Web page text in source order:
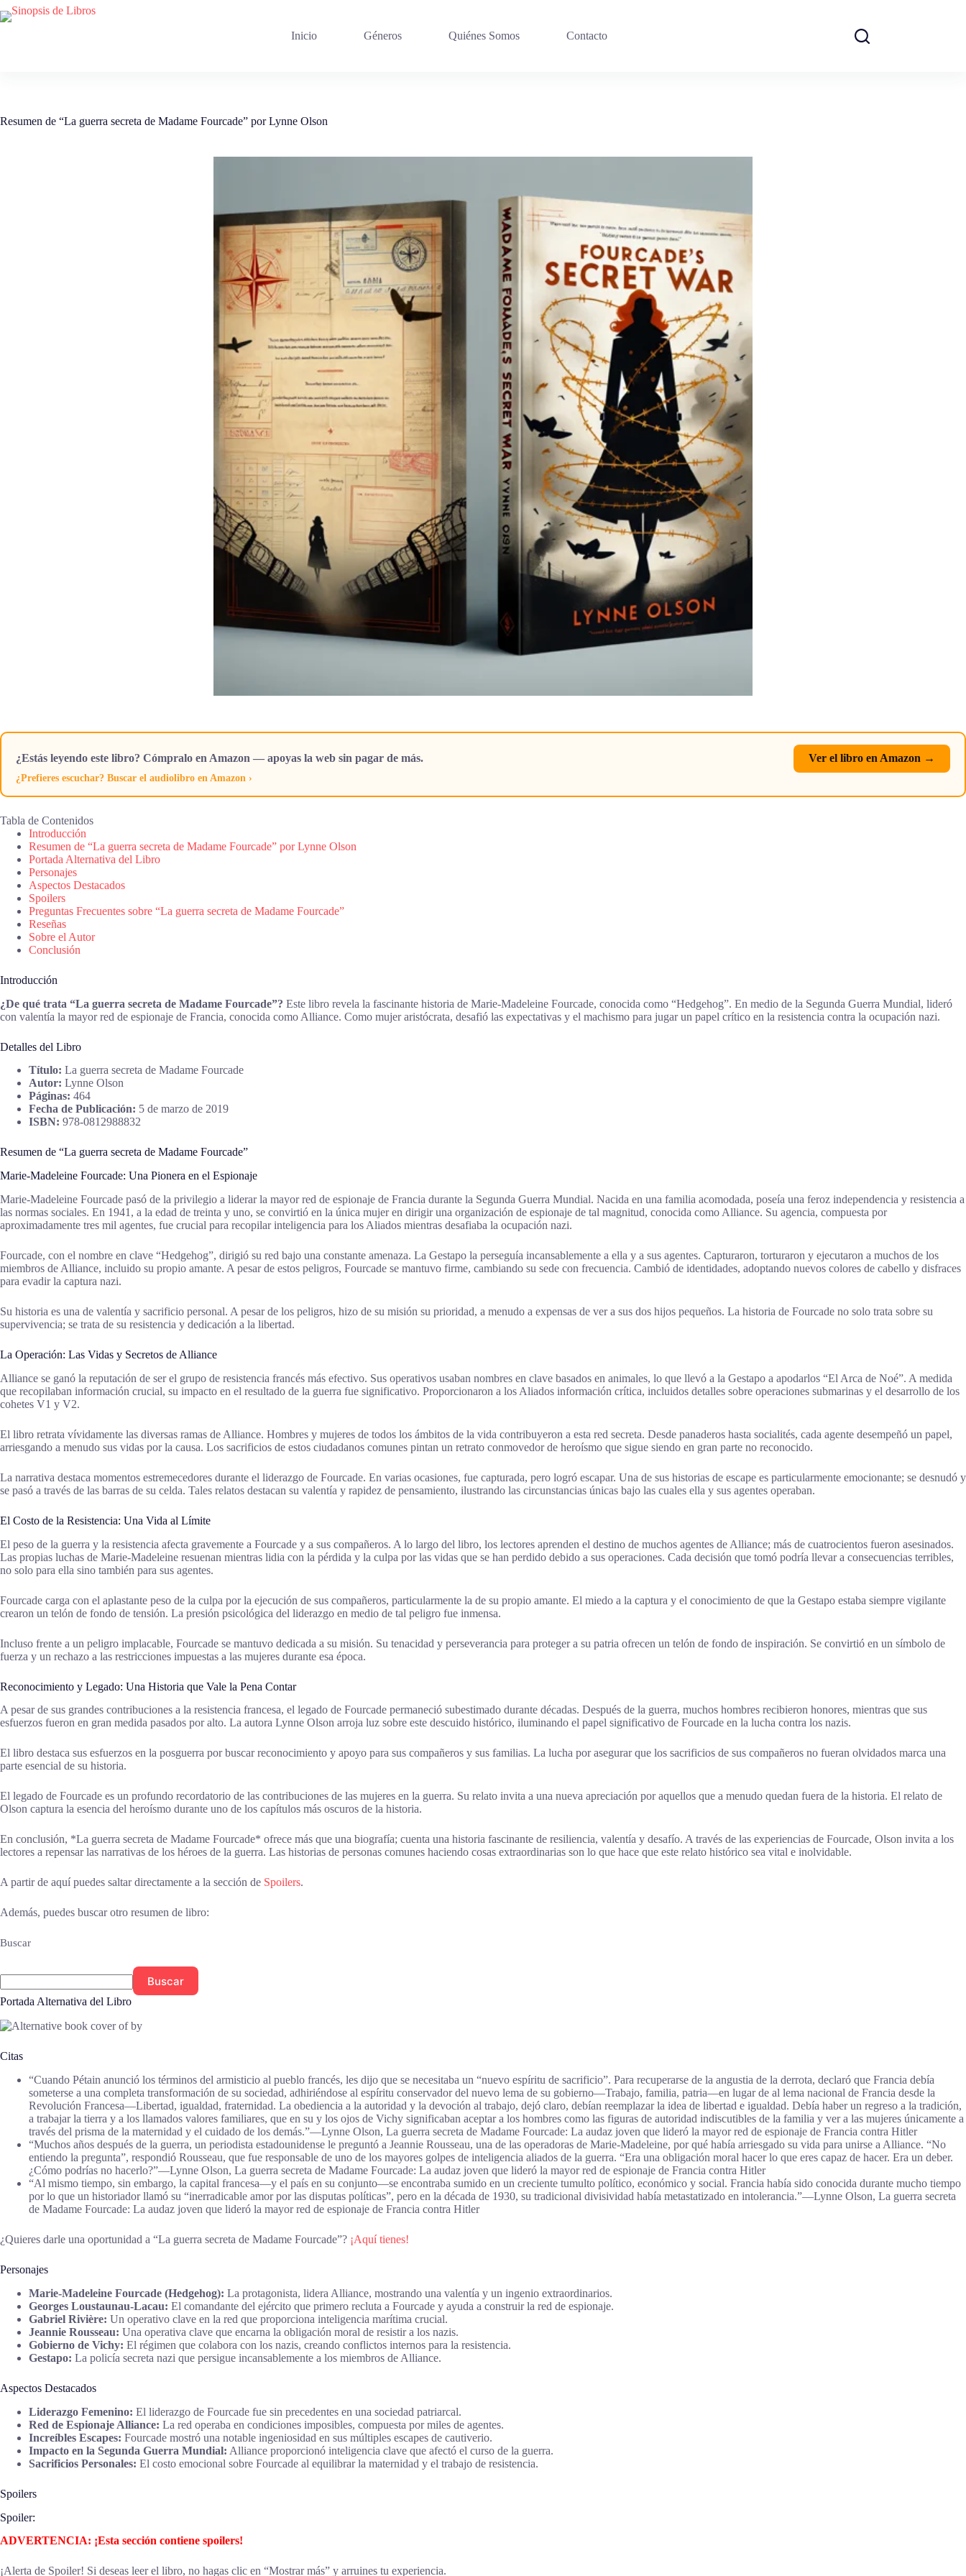
Saltar
al
Inicio Géneros Quiénes Somos Contacto
Resumen de “La guerra secreta de Madame Fourcade” por Lynne Olson
¿Estás leyendo este libro? Cómpralo en Amazon — apoyas la web sin pagar de más. Ver el libro en Amazon →
¿Prefieres escuchar? Buscar el audiolibro en Amazon ›
Tabla de Contenidos
Introducción
Resumen de “La guerra secreta de Madame Fourcade” por Lynne Olson
Portada Alternativa del Libro
Personajes
Aspectos Destacados
Spoilers
Preguntas Frecuentes sobre “La guerra secreta de Madame Fourcade”
Reseñas
Sobre el Autor
Conclusión
Introducción
¿De qué trata “La guerra secreta de Madame Fourcade”? Este libro revela la fascinante historia de Marie-Madeleine Fourcade, conocida como “Hedgehog”. En medio de la Segunda Guerra Mundial, lideró
con valentía la mayor red de espionaje de Francia, conocida como Alliance. Como mujer aristócrata, desafió las expectativas y el machismo para jugar un papel crítico en la resistencia contra la ocupación nazi.
Detalles del Libro
Título: La guerra secreta de Madame Fourcade
Autor: Lynne Olson
Páginas: 464
Fecha de Publicación: 5 de marzo de 2019
ISBN: 978-0812988832
Resumen de “La guerra secreta de Madame Fourcade”
Marie-Madeleine Fourcade: Una Pionera en el Espionaje
Marie-Madeleine Fourcade pasó de la privilegio a liderar la mayor red de espionaje de Francia durante la Segunda Guerra Mundial. Nacida en una familia acomodada, poseía una feroz independencia y resistencia a
las normas sociales. En 1941, a la edad de treinta y uno, se convirtió en la única mujer en dirigir una organización de espionaje de tal magnitud, conocida como Alliance. Su agencia, compuesta por
aproximadamente tres mil agentes, fue crucial para recopilar inteligencia para los Aliados mientras desafiaba la ocupación nazi.
Fourcade, con el nombre en clave “Hedgehog”, dirigió su red bajo una constante amenaza. La Gestapo la perseguía incansablemente a ella y a sus agentes. Capturaron, torturaron y ejecutaron a muchos de los
miembros de Alliance, incluido su propio amante. A pesar de estos peligros, Fourcade se mantuvo firme, cambiando su sede con frecuencia. Cambió de identidades, adoptando nuevos colores de cabello y disfraces
para evadir la captura nazi.
Su historia es una de valentía y sacrificio personal. A pesar de los peligros, hizo de su misión su prioridad, a menudo a expensas de ver a sus dos hijos pequeños. La historia de Fourcade no solo trata sobre su
supervivencia; se trata de su resistencia y dedicación a la libertad.
La Operación: Las Vidas y Secretos de Alliance
Alliance se ganó la reputación de ser el grupo de resistencia francés más efectivo. Sus operativos usaban nombres en clave basados en animales, lo que llevó a la Gestapo a apodarlos “El Arca de Noé”. A medida
que recopilaban información crucial, su impacto en el resultado de la guerra fue significativo. Proporcionaron a los Aliados información crítica, incluidos detalles sobre operaciones submarinas y el desarrollo de los
cohetes V1 y V2.
El libro retrata vívidamente las diversas ramas de Alliance. Hombres y mujeres de todos los ámbitos de la vida contribuyeron a esta red secreta. Desde panaderos hasta socialités, cada agente desempeñó un papel,
arriesgando a menudo sus vidas por la causa. Los sacrificios de estos ciudadanos comunes pintan un retrato conmovedor de heroísmo que sigue siendo en gran parte no reconocido.
La narrativa destaca momentos estremecedores durante el liderazgo de Fourcade. En varias ocasiones, fue capturada, pero logró escapar. Una de sus historias de escape es particularmente emocionante; se desnudó y
se pasó a través de las barras de su celda. Tales relatos destacan su valentía y rapidez de pensamiento, ilustrando las circunstancias únicas bajo las cuales ella y sus agentes operaban.
El Costo de la Resistencia: Una Vida al Límite
El peso de la guerra y la resistencia afecta gravemente a Fourcade y a sus compañeros. A lo largo del libro, los lectores aprenden el destino de muchos agentes de Alliance; más de cuatrocientos fueron asesinados.
Las propias luchas de Marie-Madeleine resuenan mientras lidia con la pérdida y la culpa por las vidas que se han perdido debido a sus operaciones. Cada decisión que tomó podría llevar a consecuencias terribles,
no solo para ella sino también para sus agentes.
Fourcade carga con el aplastante peso de la culpa por la ejecución de sus compañeros, particularmente la de su propio amante. El miedo a la captura y el conocimiento de que la Gestapo estaba siempre vigilante
crearon un telón de fondo de tensión. La presión psicológica del liderazgo en medio de tal peligro fue inmensa.
Incluso frente a un peligro implacable, Fourcade se mantuvo dedicada a su misión. Su tenacidad y perseverancia para proteger a su patria ofrecen un telón de fondo de inspiración. Se convirtió en un símbolo de
fuerza y un rechazo a las restricciones impuestas a las mujeres durante esa época.
Reconocimiento y Legado: Una Historia que Vale la Pena Contar
A pesar de sus grandes contribuciones a la resistencia francesa, el legado de Fourcade permaneció subestimado durante décadas. Después de la guerra, muchos hombres recibieron honores, mientras que sus
esfuerzos fueron en gran medida pasados por alto. La autora Lynne Olson arroja luz sobre este descuido histórico, iluminando el papel significativo de Fourcade en la lucha contra los nazis.
El libro destaca sus esfuerzos en la posguerra por buscar reconocimiento y apoyo para sus compañeros y sus familias. La lucha por asegurar que los sacrificios de sus compañeros no fueran olvidados marca una
parte esencial de su historia.
El legado de Fourcade es un profundo recordatorio de las contribuciones de las mujeres en la guerra. Su relato invita a una nueva apreciación por aquellos que a menudo quedan fuera de la historia. El relato de
Olson captura la esencia del heroísmo durante uno de los capítulos más oscuros de la historia.
En conclusión, *La guerra secreta de Madame Fourcade* ofrece más que una biografía; cuenta una historia fascinante de resiliencia, valentía y desafío. A través de las experiencias de Fourcade, Olson invita a los
lectores a repensar las narrativas de los héroes de la guerra. Las historias de personas comunes haciendo cosas extraordinarias son lo que hace que este relato histórico sea vital e inolvidable.
A partir de aquí puedes saltar directamente a la sección de Spoilers.
Además, puedes buscar otro resumen de libro:
Buscar
Buscar
Portada Alternativa del Libro
Citas
“Cuando Pétain anunció los términos del armisticio al pueblo francés, les dijo que se necesitaba un “nuevo espíritu de sacrificio”. Para recuperarse de la angustia de la derrota, declaró que Francia debía
someterse a una completa transformación de su sociedad, adhiriéndose al espíritu conservador del nuevo lema de su gobierno—Trabajo, familia, patria—en lugar de al lema nacional de Francia desde la
Revolución Francesa—Libertad, igualdad, fraternidad. La obediencia a la autoridad y la devoción al trabajo, dejó claro, debían reemplazar la idea de libertad e igualdad. Debía haber un regreso a la tradición,
a trabajar la tierra y a los llamados valores familiares, que en su y los ojos de Vichy significaban aceptar a los hombres como las figuras de autoridad indiscutibles de la familia y ver a las mujeres únicamente a
través del prisma de la maternidad y el cuidado de los demás.”―Lynne Olson, La guerra secreta de Madame Fourcade: La audaz joven que lideró la mayor red de espionaje de Francia contra Hitler
“Muchos años después de la guerra, un periodista estadounidense le preguntó a Jeannie Rousseau, una de las operadoras de Marie-Madeleine, por qué había arriesgado su vida para unirse a Alliance. “No
entiendo la pregunta”, respondió Rousseau, que fue responsable de uno de los mayores golpes de inteligencia aliados de la guerra. “Era una obligación moral hacer lo que eres capaz de hacer. Era un deber.
¿Cómo podrías no hacerlo?”―Lynne Olson, La guerra secreta de Madame Fourcade: La audaz joven que lideró la mayor red de espionaje de Francia contra Hitler
“Al mismo tiempo, sin embargo, la capital francesa—y el país en su conjunto—se encontraba sumido en un creciente tumulto político, económico y social. Francia había sido conocida durante mucho tiempo
por lo que un historiador llamó su “inerradicable amor por las disputas políticas”, pero en la década de 1930, su tradicional divisividad había metastatizado en intolerancia.”―Lynne Olson, La guerra secreta
de Madame Fourcade: La audaz joven que lideró la mayor red de espionaje de Francia contra Hitler
¿Quieres darle una oportunidad a “La guerra secreta de Madame Fourcade”? ¡Aquí tienes!
Personajes
Marie-Madeleine Fourcade (Hedgehog): La protagonista, lidera Alliance, mostrando una valentía y un ingenio extraordinarios.
Georges Loustaunau-Lacau: El comandante del ejército que primero recluta a Fourcade y ayuda a construir la red de espionaje.
Gabriel Rivière: Un operativo clave en la red que proporciona inteligencia marítima crucial.
Jeannie Rousseau: Una operativa clave que encarna la obligación moral de resistir a los nazis.
Gobierno de Vichy: El régimen que colabora con los nazis, creando conflictos internos para la resistencia.
Gestapo: La policía secreta nazi que persigue incansablemente a los miembros de Alliance.
Aspectos Destacados
Liderazgo Femenino: El liderazgo de Fourcade fue sin precedentes en una sociedad patriarcal.
Red de Espionaje Alliance: La red operaba en condiciones imposibles, compuesta por miles de agentes.
Increíbles Escapes: Fourcade mostró una notable ingeniosidad en sus múltiples escapes de cautiverio.
Impacto en la Segunda Guerra Mundial: Alliance proporcionó inteligencia clave que afectó el curso de la guerra.
Sacrificios Personales: El costo emocional sobre Fourcade al equilibrar la maternidad y el trabajo de resistencia.
Spoilers
Spoiler:
ADVERTENCIA: ¡Esta sección contiene spoilers!
¡Alerta de Spoiler! Si deseas leer el libro, no hagas clic en “Mostrar más” y arruines tu experiencia.